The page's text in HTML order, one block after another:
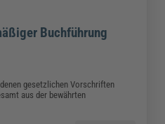
Buchführung
gesetzlichen Vorschriften
aus der bewährten